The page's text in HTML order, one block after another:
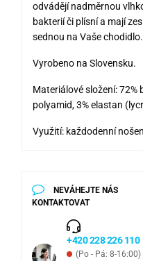
odvádějí nadměrnou
bakterií či plísní a mají
sednou na Vaše chodidlo.
Vyrobeno na Slovensku.
Materiálové složení: 72%
polyamid, 3% elastan
Využití: každodenní
NEVÁHEJTE NÁS
KONTAKTOVAT
+420 228 226 110
(Po - Pá: 8-16:00)